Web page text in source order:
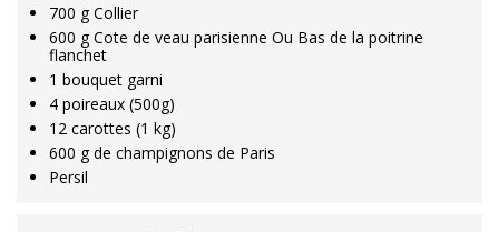
700 g Collier
600 g Cote de veau parisienne Ou Bas de la poitrine
flanchet
1 bouquet garni
4 poireaux (500g)
12 carottes (1 kg)
600 g de champignons de Paris
Persil